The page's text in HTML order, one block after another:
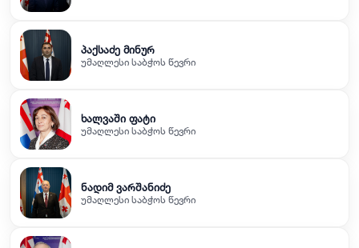
პაქსაძე მინურ
უმაღლესი საბჭოს წევრი
ხალვაში ფატი
უმაღლესი საბჭოს წევრი
ნადიმ ვარშანიძე
უმაღლესი საბჭოს წევრი